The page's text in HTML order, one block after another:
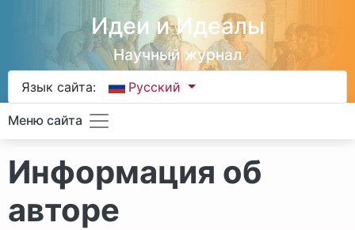
Идеи и Идеалы
Научный журнал
Язык сайта: Русский
Меню сайта
Информация об
авторе